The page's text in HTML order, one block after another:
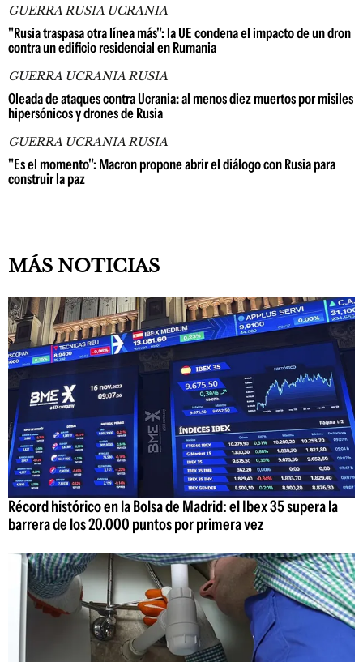
GUERRA RUSIA UCRANIA
"Rusia traspasa otra línea más": la UE condena el impacto de un dron
contra un edificio residencial en Rumania
GUERRA UCRANIA RUSIA
Oleada de ataques contra Ucrania: al menos diez muertos por misiles
hipersónicos y drones de Rusia
GUERRA UCRANIA RUSIA
"Es el momento": Macron propone abrir el diálogo con Rusia para
construir la paz
MÁS NOTICIAS
Récord histórico en la Bolsa de Madrid: el Ibex 35 supera la
barrera de los 20.000 puntos por primera vez